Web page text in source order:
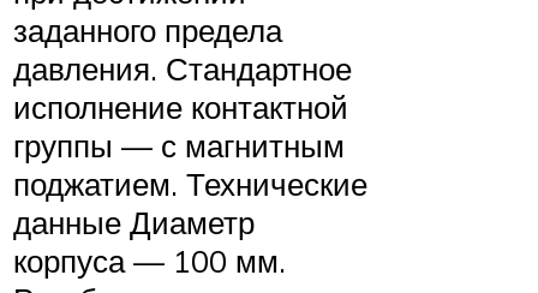
заданного предела
давления. Стандартное
исполнение контактной
группы — с магнитным
поджатием. Технические
данные Диаметр
корпуса — 100 мм.